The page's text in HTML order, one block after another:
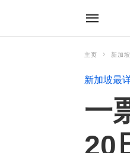
主页 新加
新加坡最
一
20